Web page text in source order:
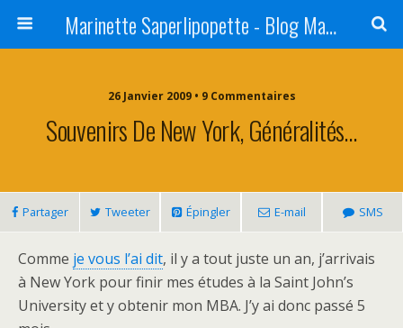
Marinette Saperlipopette - Blog Maman Angers Lifestyle - Ex Expat Montréal
26 Janvier 2009 • 9 Commentaires
Souvenirs De New York, Généralités…
Partager Tweeter Épingler E-mail SMS
Comme je vous l’ai dit, il y a tout juste un an, j’arrivais
à New York pour finir mes études à la Saint John’s
University et y obtenir mon MBA. J’y ai donc passé 5